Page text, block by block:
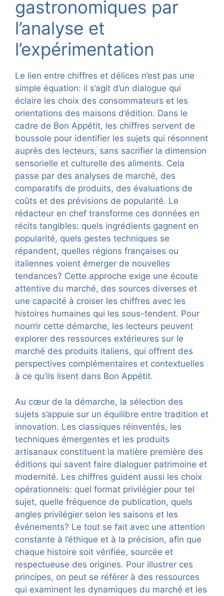
gastronomiques par
l’analyse et
l’expérimentation
Le lien entre chiffres et délices n’est pas une
simple équation: il s’agit d’un dialogue qui
éclaire les choix des consommateurs et les
orientations des maisons d’édition. Dans le
cadre de Bon Appétit, les chiffres servent de
boussole pour identifier les sujets qui résonnent
auprès des lecteurs, sans sacrifier la dimension
sensorielle et culturelle des aliments. Cela
passe par des analyses de marché, des
comparatifs de produits, des évaluations de
coûts et des prévisions de popularité. Le
rédacteur en chef transforme ces données en
récits tangibles: quels ingrédients gagnent en
popularité, quels gestes techniques se
répandent, quelles régions françaises ou
italiennes voient émerger de nouvelles
tendances? Cette approche exige une écoute
attentive du marché, des sources diverses et
une capacité à croiser les chiffres avec les
histoires humaines qui les sous-tendent. Pour
nourrir cette démarche, les lecteurs peuvent
explorer des ressources extérieures sur le
marché des produits italiens, qui offrent des
perspectives complémentaires et contextuelles
à ce qu’ils lisent dans Bon Appétit.
Au cœur de la démarche, la sélection des
sujets s’appuie sur un équilibre entre tradition et
innovation. Les classiques réinventés, les
techniques émergentes et les produits
artisanaux constituent la matière première des
éditions qui savent faire dialoguer patrimoine et
modernité. Les chiffres guident aussi les choix
opérationnels: quel format privilégier pour tel
sujet, quelle fréquence de publication, quels
angles privilégier selon les saisons et les
événements? Le tout se fait avec une attention
constante à l’éthique et à la précision, afin que
chaque histoire soit vérifiée, sourcée et
respectueuse des origines. Pour illustrer ces
principes, on peut se référer à des ressources
qui examinent les dynamiques du marché et les